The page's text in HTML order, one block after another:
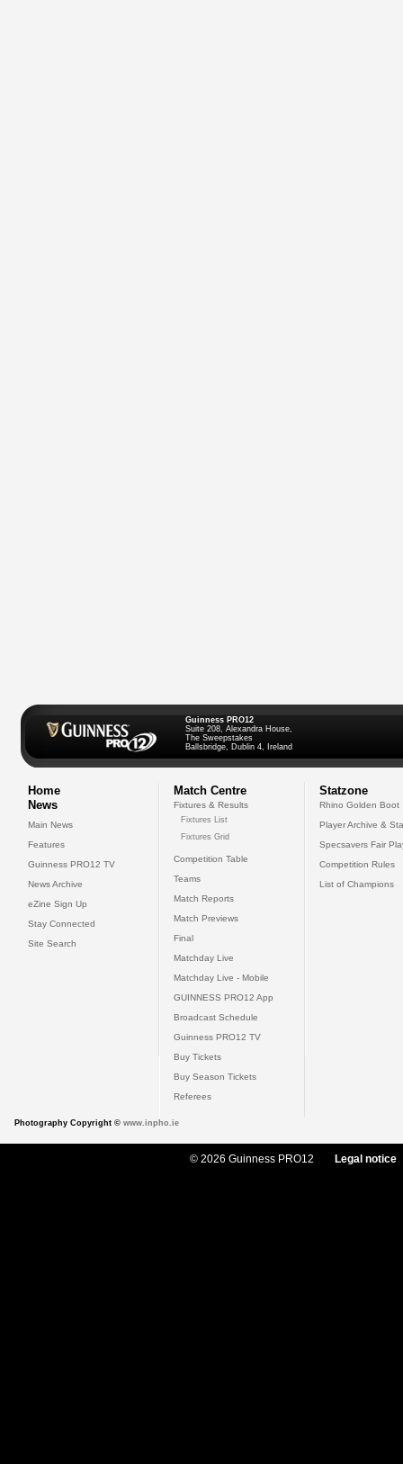
Guinness PRO12
Suite 208, Alexandra House,
The Sweepstakes
Ballsbridge, Dublin 4, Ireland
Home
News
Main News
Features
Guinness PRO12 TV
News Archive
eZine Sign Up
Stay Connected
Site Search
Match Centre
Fixtures & Results
Fixtures List
Fixtures Grid
Competition Table
Teams
Match Reports
Match Previews
Final
Matchday Live
Matchday Live - Mobile
GUINNESS PRO12 App
Broadcast Schedule
Guinness PRO12 TV
Buy Tickets
Buy Season Tickets
Referees
Statzone
Rhino Golden Boot
Player Archive &
Specsavers Fair
Competition Rules
List of Champions
Photography Copyright © www.inpho.ie
© 2026 Guinness PRO12 Legal notice